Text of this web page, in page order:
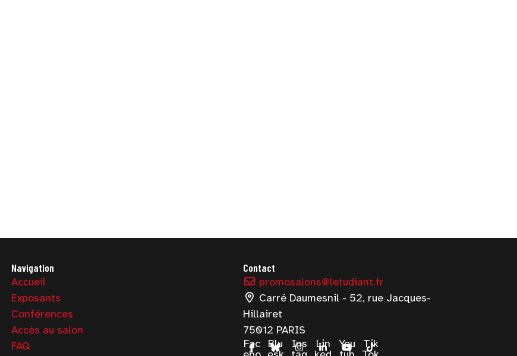
Navigation
Accueil
Exposants
Conférences
Accès au salon
FAQ
Contact
promosalons@letudiant.fr
Carré Daumesnil - 52, rue Jacques-
Hillairet
75012 PARIS
Fac
Blu
Ins
Lin
You
Tik